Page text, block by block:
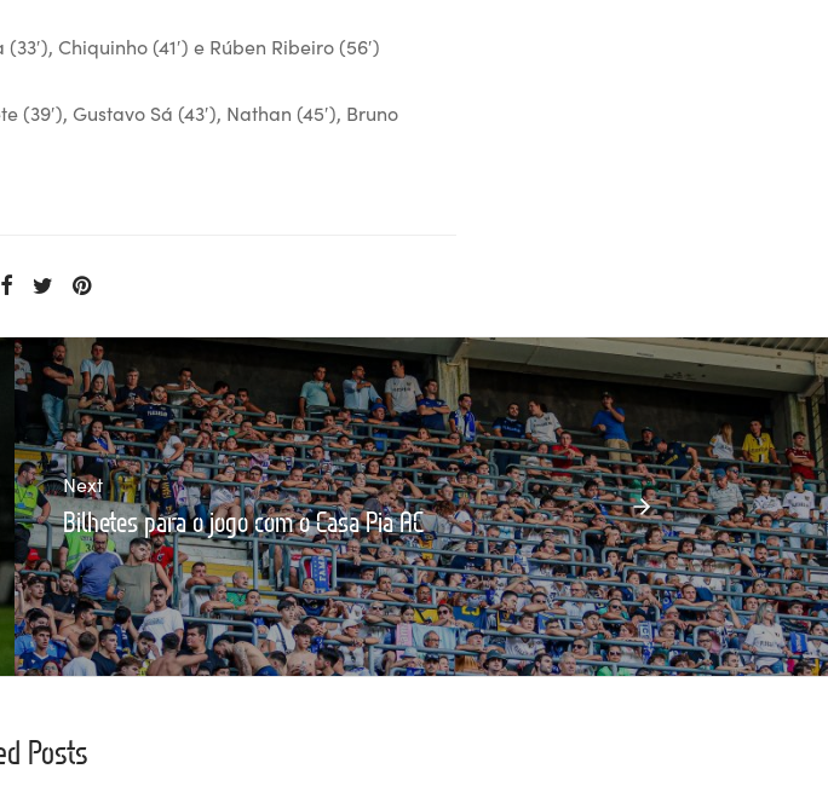
Chiquinho (41′) e Rúben Ribeiro (56′)
(39′), Gustavo Sá (43′), Nathan (45′), Bruno
Next
Bilhetes para o jogo com o Casa Pia AC
Posts